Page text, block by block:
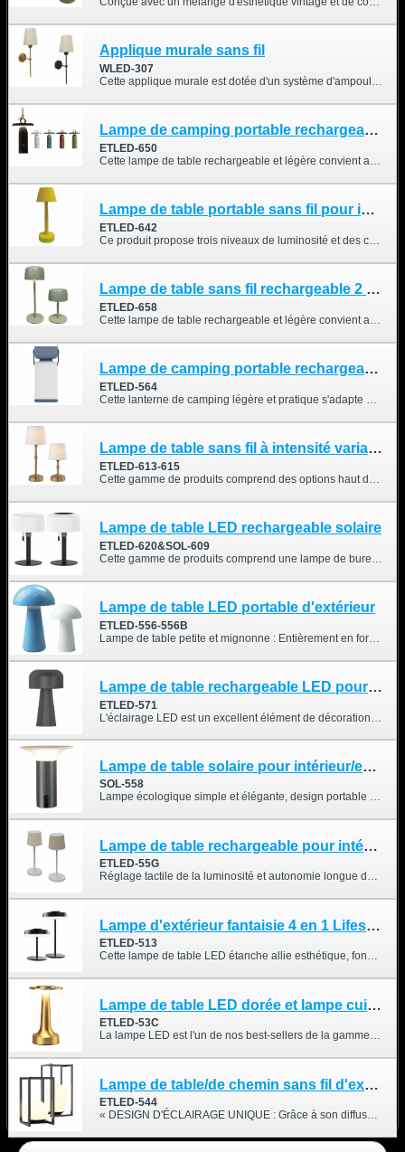
Applique murale sans fil
WLED-307
Cette applique murale est dotée d'un système d'ampoule magnétique pour une installation simplifiée. Elle est compatible avec une télécommande et s'adapte à différents environnements lumineux.
Lampe de camping portable rechargeable
ETLED-650
Cette lampe de table rechargeable et légère convient aussi bien à l'intérieur qu'à l'extérieur et est idéale pour agrémenter votre table à manger. Elle est également étanche grâce à son indice de protection IP54.
Lampe de table portable sans fil pour intérieur et extérieur, couleurs chaudes et RGB
ETLED-642
Ce produit propose trois niveaux de luminosité et des couleurs RVB réglables. Vous pouvez personnaliser les couleurs selon vos préférences et son emplacement, ce qui le rend très pratique.
Lampe de table sans fil rechargeable 2 en 1 pour intérieur et extérieur
ETLED-658
Cette lampe de table rechargeable et légère convient aussi bien à l'intérieur qu'à l'extérieur et est idéale pour agrémenter votre table à manger. Elle est également étanche grâce à son indice de protection IP44.
Lampe de camping portable rechargeable
ETLED-564
Cette lanterne de camping légère et pratique s'adapte à différents environnements. Étanche, elle peut servir de lampe de table ou de lampe suspendue.
Lampe de table sans fil à intensité variable avec abat-jour en tissu
ETLED-613-615
Cette gamme de produits comprend des options haut de gamme et d'entrée de gamme. Il s'agit d'une lampe de style vintage avec ampoule intégrée et chargement USB-C, idéale pour une utilisation sur une table à manger, une table de chevet ou un bureau.
Lampe de table LED rechargeable solaire
ETLED-620&SOL-609
Cette gamme de produits comprend une lampe de bureau solaire et une lampe de bureau rechargeable. Toutes deux se rechargent via USB-C et sont parfaitement étanches, ce qui les rend idéales pour une utilisation intérieure et extérieure : chambres, salons, terrasses de camping, jardins, salles à manger, etc.
Lampe de table LED portable d'extérieur
ETLED-556-556B
Lampe de table petite et mignonne : Entièrement en forme de champignon, sa surface lisse diffuse une lumière douce et agréable. Placée dans n’importe quelle pièce, cette lampe sublimera votre intérieur. Équipée d’une LED de haute qualité, elle offre un éclairage sans scintillement ni éblouissement. Économe en énergie, elle contribue à la protection de l’environnement.
Lampe de table rechargeable LED pour intérieur/extérieur
ETLED-571
L'éclairage LED est un excellent élément de décoration intérieure, tant pour les particuliers que pour les professionnels. À la maison, il est idéal pour sublimer un bar, décorer un appartement ou une salle à manger, et rehausse l'esthétique d'une maison, d'un studio, d'un jardin ou d'une terrasse. Dans un espace commercial, il contribue à créer une expérience client positive et mémorable.
Lampe de table solaire pour intérieur/extérieur
SOL-558
Lampe écologique simple et élégante, design portable sans fil, durable, adaptée à diverses scènes, telles que la chambre à coucher, le salon, la terrasse de camping, le jardin, la cuisine et la salle à manger.
Lampe de table rechargeable pour intérieur/extérieur avec abat-jour en tissu
ETLED-55G
Réglage tactile de la luminosité et autonomie longue durée. Jusqu'à 6 heures d'utilisation continue à luminosité maximale et plus de 30 heures à luminosité minimale. La luminosité se règle de 15 % à 100 % par simple pression.
Lampe d'extérieur fantaisie 4 en 1 Lifestyle & Fun
ETLED-513
Cette lampe de table LED étanche allie esthétique, fonctionnalité et technologie. Son concept permet de profiter d'un éclairage optimal à la maison et d'explorer davantage les activités de plein air.
Lampe de table LED dorée et lampe cuivre/argent
ETLED-53C
La lampe LED est l'un de nos best-sellers de la gamme de veilleuses. Elle illumine les coins sombres et transforme l'espace, apportant une touche d'élégance à votre décoration intérieure et influençant positivement l'ambiance. Grâce à ses trois niveaux de luminosité (20 %, 50 % et 100 %), cette lampe à intensité variable crée l'atmosphère idéale pour différentes occasions : soirées cinéma, dîners en plein air, moments en famille, rendez-vous amoureux, méditation, yoga, shopping pendant les fêtes… Elle peut ainsi servir de lumière décorative ou d'éclairage d'ambiance, aussi bien pour les particuliers que pour les professionnels.
Lampe de table/de chemin sans fil d'extérieur
ETLED-544
« DESIGN D'ÉCLAIRAGE UNIQUE : Grâce à son diffuseur en forme de dôme, cette lampe crée une lumière chaude et chaleureuse. Sa poignée en métal est robuste et résistante. Adaptée à une utilisation intérieure ou extérieure, sa lumière blanche chaude apportera une touche d'élégance à votre décoration. Idéale pour lire, boire un verre, manger, se promener le soir, etc., elle s'intègre harmonieusement à tous les espaces. »